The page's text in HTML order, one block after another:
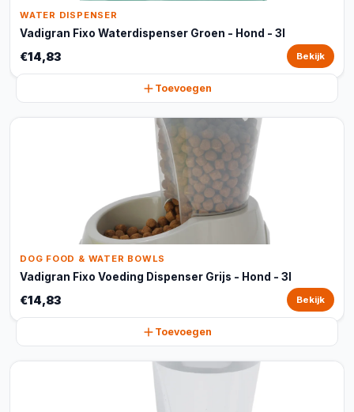
WATER DISPENSER
Vadigran Fixo Waterdispenser Groen - Hond - 3l
€14,83 Bekijk
Toevoegen
DOG FOOD & WATER BOWLS
Vadigran Fixo Voeding Dispenser Grijs - Hond - 3l
€14,83 Bekijk
Toevoegen